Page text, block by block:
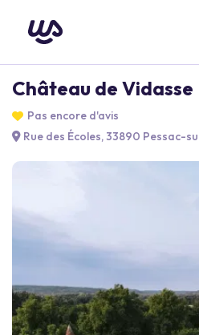
Château de Vidasse
Pas encore d'avis
Rue des Écoles, 33890 Pessac-